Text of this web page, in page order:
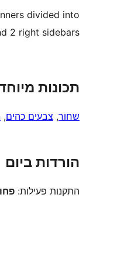
divided into
2 right sidebars.
תכונות
שחור, צבעים כהים,
הורדות ביום
התקנות פעילות: